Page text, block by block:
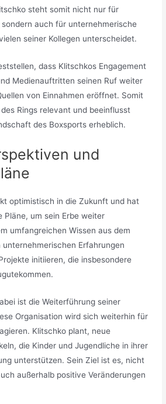
steht somit nicht nur für
auch für unternehmerische
seiner Kollegen unterscheidet.
dass Klitschkos Engagement
Medienauftritten seinen Ruf weiter
von Einnahmen eröffnet. Somit
Rings relevant und beeinflusst
des Boxsports erheblich.
und
optimistisch in die Zukunft und hat
Pläne, um sein Erbe weiter
umfangreichen Wissen aus dem
Erfahrungen
initiieren, die insbesondere
ist die Weiterführung seiner
Organisation wird sich weiterhin für
Klitschko plant, neue
die Kinder und Jugendliche in ihrer
unterstützen. Sein Ziel ist es, nicht
außerhalb positive Veränderungen